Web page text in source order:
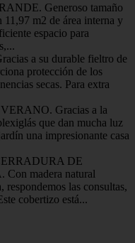
Generoso tamaño
11,97 m2 de área interna y
espacio para
a su durable fieltro de
protección de los
secas. Para extra
Gracias a la
que dan mucha luz
una impresionante casa
DE
madera natural
respondemos las consultas,
cobertizo está...